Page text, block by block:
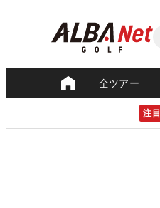
全ツアー
注目